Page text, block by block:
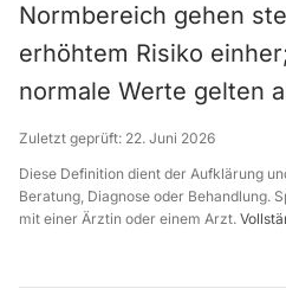
Normbereich gehen
erhöhtem Risiko
normale Werte gelten
Zuletzt geprüft: 22. Juni 2026
Diese Definition dient der Aufklärung
Beratung, Diagnose oder Behandlung.
mit einer Ärztin oder einem Arzt.